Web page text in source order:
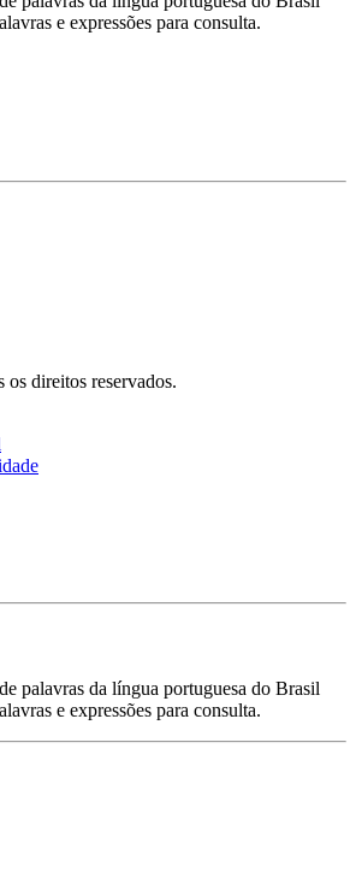
e expressões para consulta.
direitos reservados.
palavras da língua portuguesa do Brasil
e expressões para consulta.